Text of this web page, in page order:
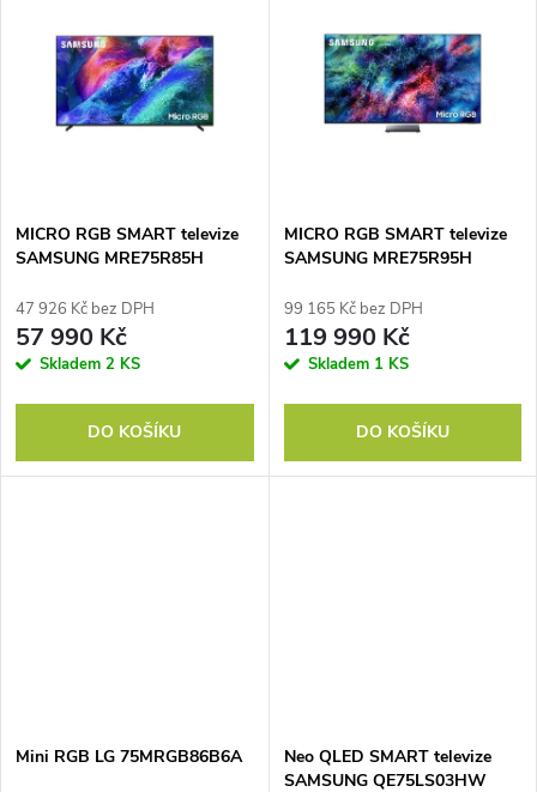
MICRO RGB SMART televize
SAMSUNG MRE75R85H
47 926 Kč bez DPH
57 990 Kč
Skladem 2 KS
DO KOŠÍKU
MICRO RGB SMART televize
SAMSUNG MRE75R95H
99 165 Kč bez DPH
119 990 Kč
Skladem 1 KS
DO KOŠÍKU
Mini RGB LG 75MRGB86B6A
Neo QLED SMART televize
SAMSUNG QE75LS03HW